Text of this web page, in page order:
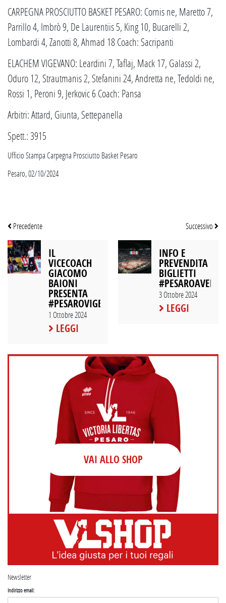
CARPEGNA PROSCIUTTO BASKET PESARO: Cornis ne, Maretto 7,
Parrillo 4, Imbrò 9, De Laurentiis 5, King 10, Bucarelli 2,
Lombardi 4, Zanotti 8, Ahmad 18 Coach: Sacripanti
ELACHEM VIGEVANO: Leardini 7, Taflaj, Mack 17, Galassi 2,
Oduro 12, Strautmanis 2, Stefanini 24, Andretta ne, Tedoldi ne,
Rossi 1, Peroni 9, Jerkovic 6 Coach: Pansa
Arbitri: Attard, Giunta, Settepanella
Spett.: 3915
Ufficio Stampa Carpegna Prosciutto Basket Pesaro
Pesaro, 02/10/2024
Precedente
IL
VICECOACH
GIACOMO
BAIONI
PRESENTA
#PESAROVIGEVANO
1 Ottobre 2024
LEGGI
Successivo
INFO E
PREVENDITA
BIGLIETTI
3 Ottobre 2024
LEGGI
VAI ALLO SHOP
Newsletter
Indirizzo email: